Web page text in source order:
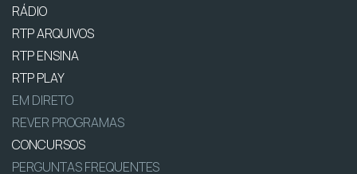
RÁDIO
RTP ARQUIVOS
RTP ENSINA
RTP PLAY
EM DIRETO
REVER PROGRAMAS
CONCURSOS
PERGUNTAS FREQUENTES